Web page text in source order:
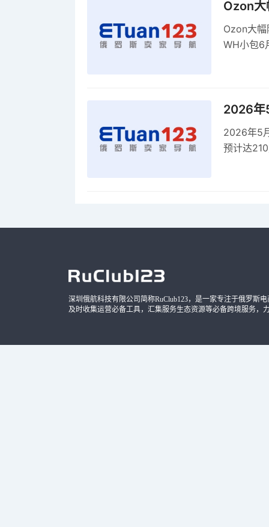
Ozon大
Ozon大
WH小包6
2026年
2026年5
预计达
深圳俄航科技有限公司简称RuClub123，是一家专注于俄罗斯
及时收集运营必备工具，汇集服务生态资源等必备跨境服务，